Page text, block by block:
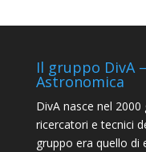
Il gruppo DivA
Astronomica
DivA nasce nel 2000
ricercatori e tecnici
gruppo era quello di